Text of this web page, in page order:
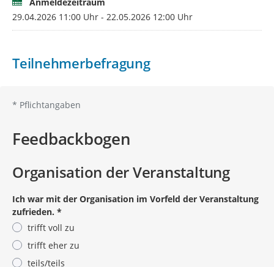
Im Auftrag
D. Wiesner/ M. Michael
29.04.2026 11:00 Uhr - 22.05.2026 12:00 Uhr
Teilnehmerbefragung
* Pflichtangaben
Feedbackbogen
Organisation der Veranstaltung
Ich war mit der Organisation im Vorfeld der Veranstaltung
zufrieden. *
trifft voll zu
trifft eher zu
teils/teils